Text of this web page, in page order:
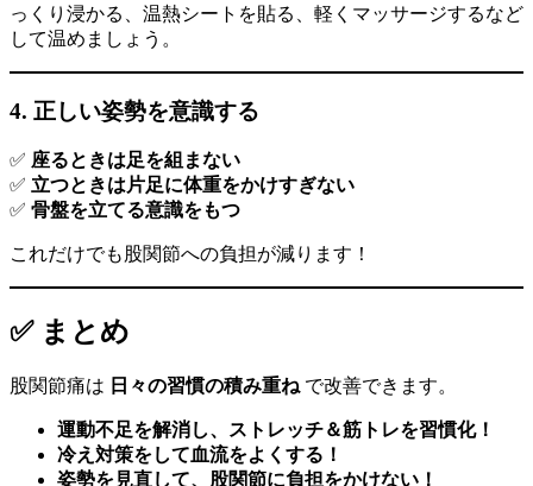
っくり浸かる、温熱シートを貼る、軽くマッサージするなど
して温めましょう。
4. 正しい姿勢を意識する
✅ 座るときは足を組まない
✅ 立つときは片足に体重をかけすぎない
✅ 骨盤を立てる意識をもつ
これだけでも股関節への負担が減ります！
✅ まとめ
股関節痛は 日々の習慣の積み重ね で改善できます。
運動不足を解消し、ストレッチ＆筋トレを習慣化！
冷え対策をして血流をよくする！
姿勢を見直して、股関節に負担をかけない！